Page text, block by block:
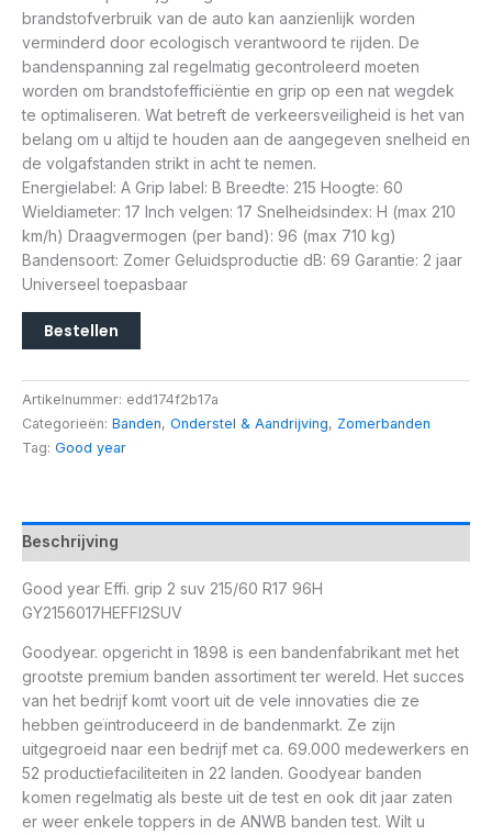
brandstofverbruik van de auto kan aanzienlijk worden
verminderd door ecologisch verantwoord te rijden. De
bandenspanning zal regelmatig gecontroleerd moeten
worden om brandstofefficiëntie en grip op een nat wegdek
te optimaliseren. Wat betreft de verkeersveiligheid is het van
belang om u altijd te houden aan de aangegeven snelheid en
de volgafstanden strikt in acht te nemen.
Energielabel: A Grip label: B Breedte: 215 Hoogte: 60
Wieldiameter: 17 Inch velgen: 17 Snelheidsindex: H (max 210
km/h) Draagvermogen (per band): 96 (max 710 kg)
Bandensoort: Zomer Geluidsproductie dB: 69 Garantie: 2 jaar
Universeel toepasbaar
Bestellen
Artikelnummer: edd174f2b17a
Categorieën: Banden, Onderstel & Aandrijving, Zomerbanden
Tag: Good year
Beschrijving
Good year Effi. grip 2 suv 215/60 R17 96H
GY2156017HEFFI2SUV
Goodyear. opgericht in 1898 is een bandenfabrikant met het
grootste premium banden assortiment ter wereld. Het succes
van het bedrijf komt voort uit de vele innovaties die ze
hebben geïntroduceerd in de bandenmarkt. Ze zijn
uitgegroeid naar een bedrijf met ca. 69.000 medewerkers en
52 productiefaciliteiten in 22 landen. Goodyear banden
komen regelmatig als beste uit de test en ook dit jaar zaten
er weer enkele toppers in de ANWB banden test. Wilt u